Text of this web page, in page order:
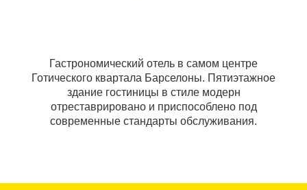
Гастрономический отель в самом центре
Готического квартала Барселоны. Пятиэтажное
здание гостиницы в стиле модерн
отреставрировано и приспособлено под
современные стандарты обслуживания.